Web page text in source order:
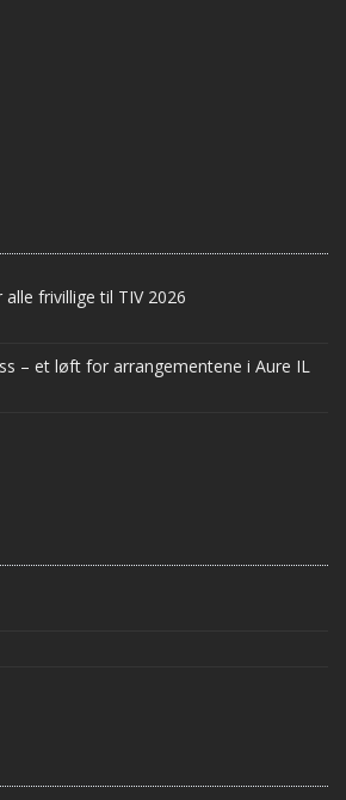
frivillige til TIV 2026
– et løft for arrangementene i Aure IL